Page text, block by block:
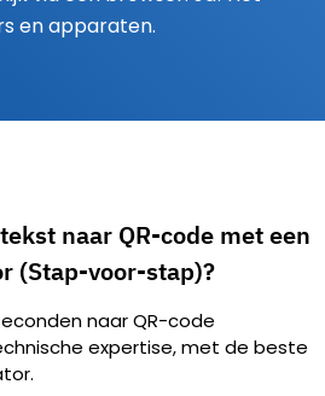
en apparaten.
naar QR-code met een
(Stap-voor-stap)?
naar QR-code
expertise, met de beste